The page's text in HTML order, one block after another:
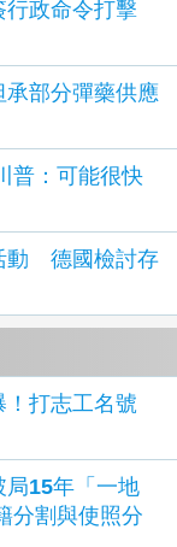
政命令打擊
部分彈藥供應
普：可能很快
動 德國檢討存
！打志工名號
局15年「一地
分割與使照分